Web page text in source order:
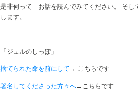
是非伺って お話を読んでみてください。 そ
します。
「ジュルのしっぽ」
捨てられた命を前にして ←こちらです
署名してくださった方々へ←こちらです